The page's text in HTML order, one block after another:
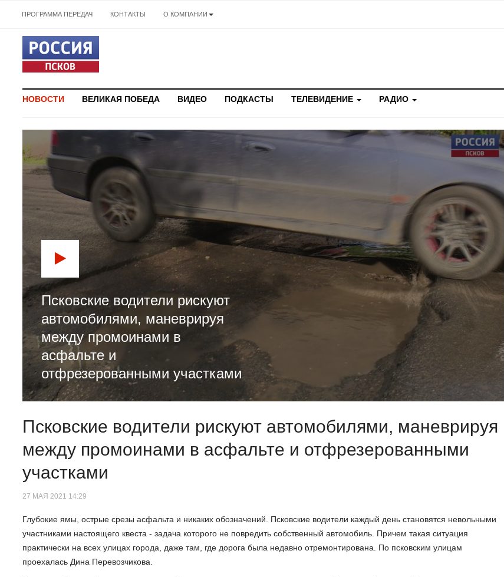
ПРОГРАММА ПЕРЕДАЧ КОНТАКТЫ О КОМПАНИИ
НОВОСТИ ВЕЛИКАЯ ПОБЕДА ВИДЕО ПОДКАСТЫ ТЕЛЕВИДЕНИЕ РАДИО
Псковские водители рискуют
автомобилями, маневрируя
между промоинами в
асфальте и
отфрезерованными участками
Псковские водители рискуют автомобилями, маневрируя
между промоинами в асфальте и отфрезерованными
участками
27 МАЯ 2021 14:29
Глубокие ямы, острые срезы асфальта и никаких обозначений. Псковские водители каждый день становятся невольными
участниками настоящего квеста - задача которого не повредить собственный автомобиль. Причем такая ситуация
практически на всех улицах города, даже там, где дорога была недавно отремонтирована. По псковским улицам
проехалась Дина Перевозчикова.